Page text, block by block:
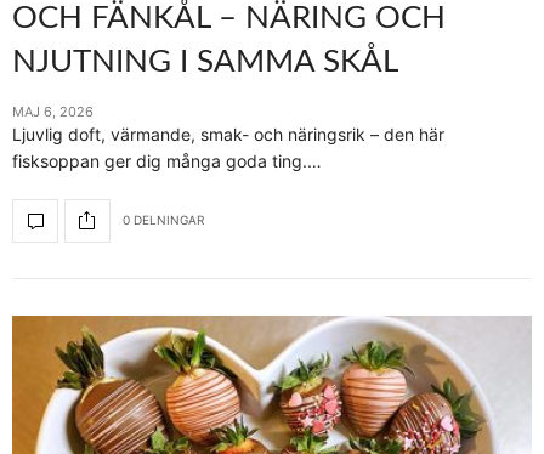
OCH FÄNKÅL – NÄRING OCH
NJUTNING I SAMMA SKÅL
MAJ 6, 2026
Ljuvlig doft, värmande, smak- och näringsrik – den här
fisksoppan ger dig många goda ting.…
0 DELNINGAR